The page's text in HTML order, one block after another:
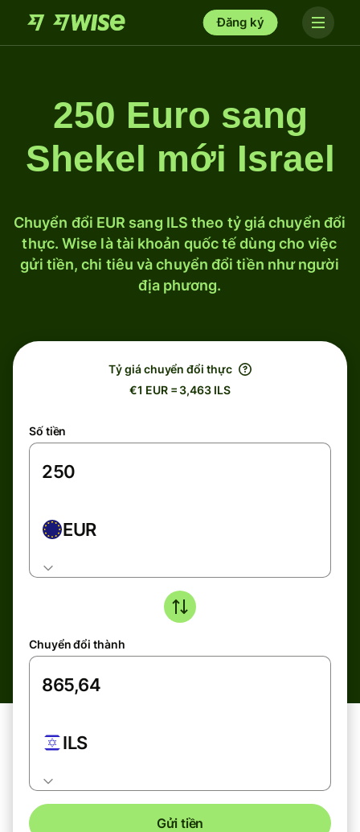
Đăng ký
250 Euro sang
Shekel mới Israel
Chuyển đổi EUR sang ILS theo tỷ giá chuyển đổi
thực. Wise là tài khoản quốc tế dùng cho việc
gửi tiền, chi tiêu và chuyển đổi tiền như người
địa phương.
Tỷ giá chuyển đổi thực
€1 EUR = 3,463 ILS
Số tiền
EUR
Chuyển đổi thành
ILS
Gửi tiền